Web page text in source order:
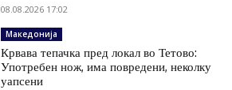
08.08.2026 17:02
Македонија
Крвава тепачка пред локал во Тетово:
Употребен нож, има повредени, неколку
уапсени